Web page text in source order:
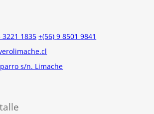
3221 1835 +(56) 9 8501 9841
s/n. Limache